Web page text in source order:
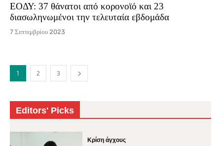
ΕΟΔΥ: 37 θάνατοι από κορονοϊό και 23
διασωληνωμένοι την τελευταία εβδομάδα
7 Σεπτεμβρίου 2023
1 2 3
Editors' Picks
Κρίση άγχους